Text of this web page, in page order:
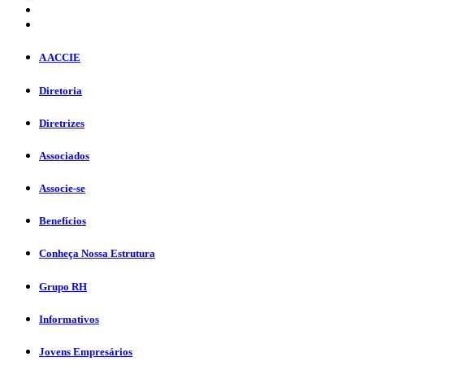
A ACCIE
Diretoria
Diretrizes
Associados
Associe-se
Benefícios
Conheça Nossa Estrutura
Grupo RH
Informativos
Jovens Empresários